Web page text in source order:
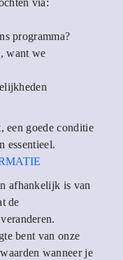
via:
programma?
want we
een goede conditie
essentieel.
afhankelijk is van
de
bent van onze
wanneer je